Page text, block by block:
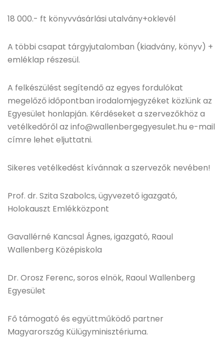
18 000.- ft könyvvásárlási utalvány+oklevél
A többi csapat tárgyjutalomban (kiadvány, könyv) +
emléklap részesül.
A felkészülést segítendő az egyes fordulókat
megelőző időpontban irodalomjegyzéket közlünk az
Egyesület honlapján. Kérdéseket a szervezőkhöz a
vetélkedőről az info@wallenbergegyesulet.hu e-mail
címre lehet eljuttatni.
Sikeres vetélkedést kívánnak a szervezők nevében!
Prof. dr. Szita Szabolcs, ügyvezető igazgató,
Holokauszt Emlékközpont
Gavallérné Kancsal Ágnes, igazgató, Raoul
Wallenberg Középiskola
Dr. Orosz Ferenc, soros elnök, Raoul Wallenberg
Egyesület
Fő támogató és együttműködő partner
Magyarország Külügyminisztériuma.